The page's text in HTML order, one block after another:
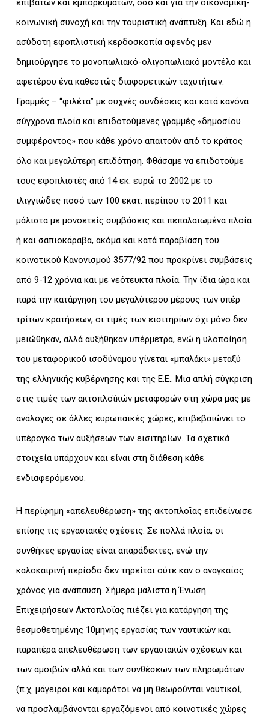
επιβατών και εμπορευμάτων, όσο και για την οικονομική-
κοινωνική συνοχή και την τουριστική ανάπτυξη. Και εδώ η
ασύδοτη εφοπλιστική κερδοσκοπία αφενός μεν
δημιούργησε το μονοπωλιακό-ολιγοπωλιακό μοντέλο και
αφετέρου ένα καθεστώς διαφορετικών ταχυτήτων.
Γραμμές – “φιλέτα” με συχνές συνδέσεις και κατά κανόνα
σύγχρονα πλοία και επιδοτούμενες γραμμές «δημοσίου
συμφέροντος» που κάθε χρόνο απαιτούν από το κράτος
όλο και μεγαλύτερη επιδότηση. Φθάσαμε να επιδοτούμε
τους εφοπλιστές από 14 εκ. ευρώ το 2002 με το
ιλιγγιώδες ποσό των 100 εκατ. περίπου το 2011 και
μάλιστα με μονοετείς συμβάσεις και πεπαλαιωμένα πλοία
ή και σαπιοκάραβα, ακόμα και κατά παραβίαση του
κοινοτικού Κανονισμού 3577/92 που προκρίνει συμβάσεις
από 9-12 χρόνια και με νεότευκτα πλοία. Την ίδια ώρα και
παρά την κατάργηση του μεγαλύτερου μέρους των υπέρ
τρίτων κρατήσεων, οι τιμές των εισιτηρίων όχι μόνο δεν
μειώθηκαν, αλλά αυξήθηκαν υπέρμετρα, ενώ η υλοποίηση
του μεταφορικού ισοδύναμου γίνεται «μπαλάκι» μεταξύ
της ελληνικής κυβέρνησης και της Ε.Ε.. Μια απλή σύγκριση
στις τιμές των ακτοπλοϊκών μεταφορών στη χώρα μας με
ανάλογες σε άλλες ευρωπαϊκές χώρες, επιβεβαιώνει το
υπέρογκο των αυξήσεων των εισιτηρίων. Τα σχετικά
στοιχεία υπάρχουν και είναι στη διάθεση κάθε
ενδιαφερόμενου.
Η περίφημη «απελευθέρωση» της ακτοπλοΐας επιδείνωσε
επίσης τις εργασιακές σχέσεις. Σε πολλά πλοία, οι
συνθήκες εργασίας είναι απαράδεκτες, ενώ την
καλοκαιρινή περίοδο δεν τηρείται ούτε καν ο αναγκαίος
χρόνος για ανάπαυση. Σήμερα μάλιστα η Ένωση
Επιχειρήσεων Ακτοπλοΐας πιέζει για κατάργηση της
θεσμοθετημένης 10μηνης εργασίας των ναυτικών και
παραπέρα απελευθέρωση των εργασιακών σχέσεων και
των αμοιβών αλλά και των συνθέσεων των πληρωμάτων
(π.χ. μάγειροι και καμαρότοι να μη θεωρούνται ναυτικοί,
να προσλαμβάνονται εργαζόμενοι από κοινοτικές χώρες